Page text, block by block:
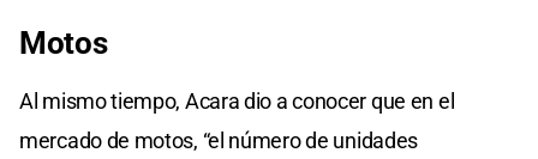
Motos
Al mismo tiempo, Acara dio a conocer que en el
mercado de motos, “el número de unidades